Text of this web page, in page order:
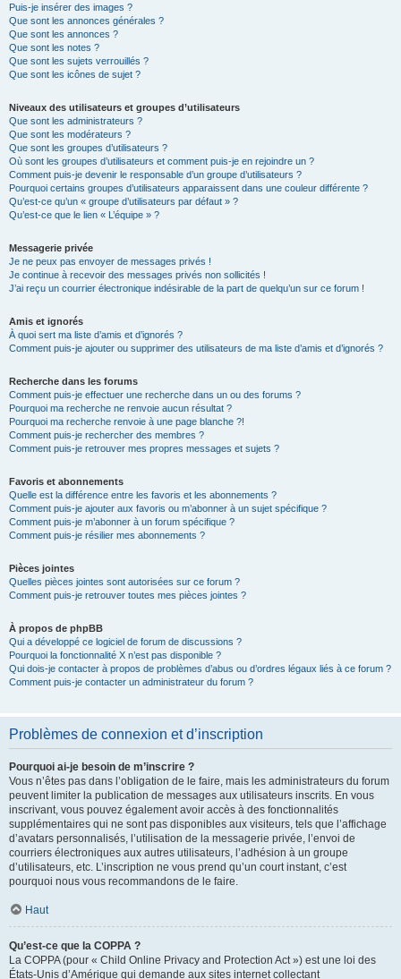
Puis-je insérer des images ?
Que sont les annonces générales ?
Que sont les annonces ?
Que sont les notes ?
Que sont les sujets verrouillés ?
Que sont les icônes de sujet ?
Niveaux des utilisateurs et groupes d’utilisateurs
Que sont les administrateurs ?
Que sont les modérateurs ?
Que sont les groupes d’utilisateurs ?
Où sont les groupes d’utilisateurs et comment puis-je en rejoindre un ?
Comment puis-je devenir le responsable d’un groupe d’utilisateurs ?
Pourquoi certains groupes d’utilisateurs apparaissent dans une couleur différente ?
Qu’est-ce qu’un « groupe d’utilisateurs par défaut » ?
Qu’est-ce que le lien « L’équipe » ?
Messagerie privée
Je ne peux pas envoyer de messages privés !
Je continue à recevoir des messages privés non sollicités !
J’ai reçu un courrier électronique indésirable de la part de quelqu’un sur ce forum !
Amis et ignorés
À quoi sert ma liste d’amis et d’ignorés ?
Comment puis-je ajouter ou supprimer des utilisateurs de ma liste d’amis et d’ignorés ?
Recherche dans les forums
Comment puis-je effectuer une recherche dans un ou des forums ?
Pourquoi ma recherche ne renvoie aucun résultat ?
Pourquoi ma recherche renvoie à une page blanche ?!
Comment puis-je rechercher des membres ?
Comment puis-je retrouver mes propres messages et sujets ?
Favoris et abonnements
Quelle est la différence entre les favoris et les abonnements ?
Comment puis-je ajouter aux favoris ou m’abonner à un sujet spécifique ?
Comment puis-je m’abonner à un forum spécifique ?
Comment puis-je résilier mes abonnements ?
Pièces jointes
Quelles pièces jointes sont autorisées sur ce forum ?
Comment puis-je retrouver toutes mes pièces jointes ?
À propos de phpBB
Qui a développé ce logiciel de forum de discussions ?
Pourquoi la fonctionnalité X n’est pas disponible ?
Qui dois-je contacter à propos de problèmes d’abus ou d’ordres légaux liés à ce forum ?
Comment puis-je contacter un administrateur du forum ?
Problèmes de connexion et d’inscription
Pourquoi ai-je besoin de m’inscrire ?
Vous n’êtes pas dans l’obligation de le faire, mais les administrateurs du forum
peuvent limiter la publication de messages aux utilisateurs inscrits. En vous
inscrivant, vous pouvez également avoir accès à des fonctionnalités
supplémentaires qui ne sont pas disponibles aux visiteurs, tels que l’affichage
d’avatars personnalisés, l’utilisation de la messagerie privée, l’envoi de
courriers électroniques aux autres utilisateurs, l’adhésion à un groupe
d’utilisateurs, etc. L’inscription ne vous prend qu’un court instant, c’est
pourquoi nous vous recommandons de le faire.
Haut
Qu’est-ce que la COPPA ?
La COPPA (pour « Child Online Privacy and Protection Act ») est une loi des
États-Unis d’Amérique qui demande aux sites internet collectant